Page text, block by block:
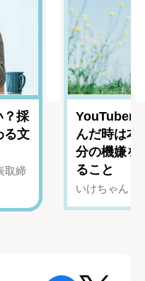
？採
る文
取締
YouTuber
んだ時は
分の機嫌を
ること
いけちゃん（